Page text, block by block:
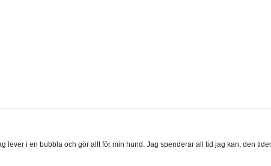
i en bubbla och gör allt för min hund. Jag spenderar all tid jag kan, den